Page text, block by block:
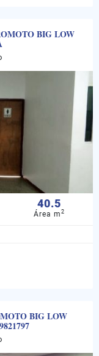
BIG LOW
40.5
Área m2
BIG LOW